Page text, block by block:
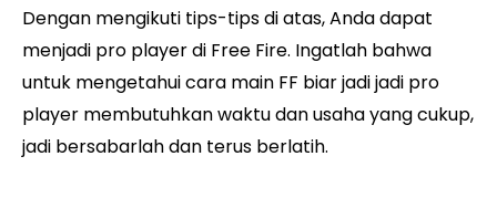
Dengan mengikuti tips-tips di atas, Anda dapat
menjadi pro player di Free Fire. Ingatlah bahwa
untuk mengetahui cara main FF biar jadi jadi pro
player membutuhkan waktu dan usaha yang cukup,
jadi bersabarlah dan terus berlatih.